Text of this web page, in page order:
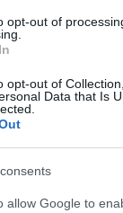
opt-out of
opt-out of
Data that Is
allow Google to
Szeretem az
róla a zenekart.